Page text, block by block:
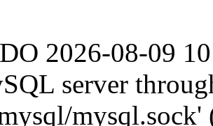
2026-08-09
server
mysql.sock'